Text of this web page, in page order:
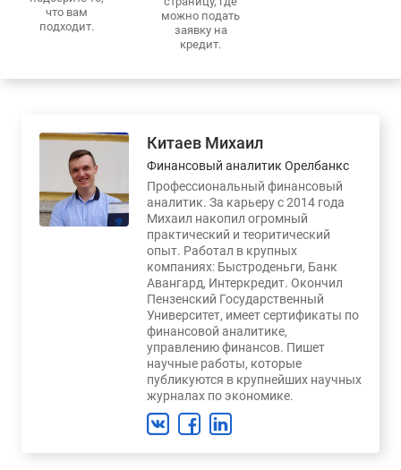
что вам
подходит.
можно подать
заявку на
кредит.
Китаев Михаил
Финансовый аналитик Орелбанкс
Профессиональный финансовый
аналитик. За карьеру с 2014 года
Михаил накопил огромный
практический и теоритический
опыт. Работал в крупных
компаниях: Быстроденьги, Банк
Авангард, Интеркредит. Окончил
Пензенский Государственный
Университет, имеет сертификаты по
финансовой аналитике,
управлению финансов. Пишет
научные работы, которые
публикуются в крупнейших научных
журналах по экономике.